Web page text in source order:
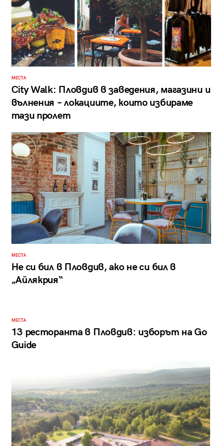
МЕСТА
City Walk: Пловдив в заведения, магазини и
вълнения – локациите, които избираме
тази пролет
МЕСТА
Не си бил в Пловдив, ако не си бил в
„Айлякрия“
МЕСТА
13 ресторанта в Пловдив: изборът на Go
Guide